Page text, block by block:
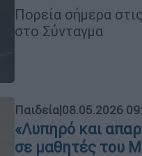
Πορεία σήμερα
στο Σύνταγμα
Παιδεία|08.05.2026
«Λυπηρό και
σε μαθητές του